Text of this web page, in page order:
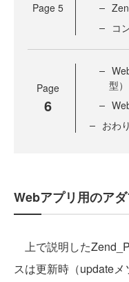
Page 5
コ
Page
6
型）
おわ
Webアプリ用のアダ
上で説明した
スは更新時（update